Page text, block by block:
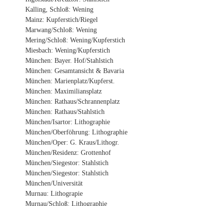
Kalling, Schloß: Wening
Mainz: Kupferstich/Riegel
Marwang/Schloß: Wening
Mering/Schloß: Wening/Kupferstich
Miesbach: Wening/Kupferstich
München: Bayer. Hof/Stahlstich
München: Gesamtansicht & Bavaria
München: Marienplatz/Kupferst.
München: Maximiliansplatz
München: Rathaus/Schrannenplatz
München: Rathaus/Stahlstich
München/Isartor: Lithographie
München/Oberföhrung: Lithographie
München/Oper: G. Kraus/Lithogr.
München/Residenz: Grottenhof
München/Siegestor: Stahlstich
München/Siegestor: Stahlstich
München/Universität
Murnau: Lithograpie
Murnau/Schloß: Lithographie